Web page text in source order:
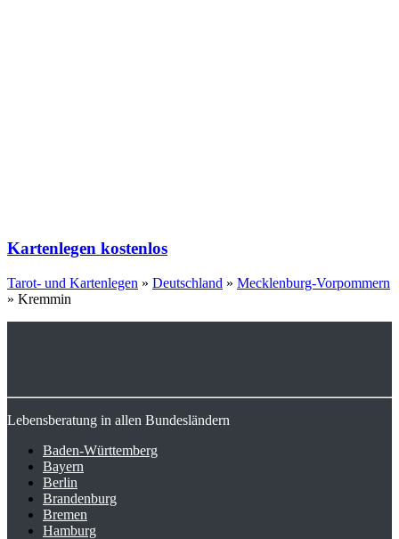
Kartenlegen kostenlos
Tarot- und Kartenlegen » Deutschland » Mecklenburg-Vorpommern
» Kremmin
Lebensberatung in allen Bundesländern
Baden-Württemberg
Bayern
Berlin
Brandenburg
Bremen
Hamburg